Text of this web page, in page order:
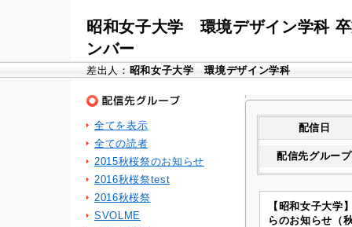
昭和女子大学 環境デザイン学科
ンバー
差出人： 昭和女子大学 環境デザイン学科
配信日
配信先グループ
【昭和女子大学
らのお知らせ（
全てを表示
全ての読者
2015秋桜祭のお知らせ
2016秋桜祭test
2016秋桜祭
SVOLME